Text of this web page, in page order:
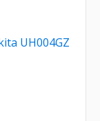
UH004GZ